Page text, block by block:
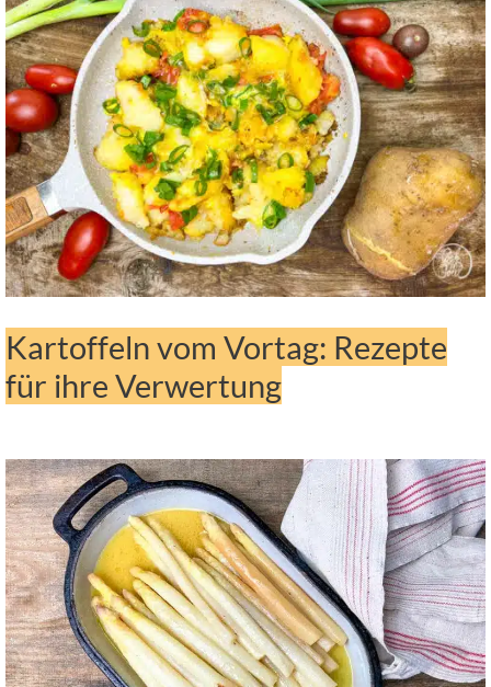
Kartoffeln vom Vortag: Rezepte
für ihre Verwertung